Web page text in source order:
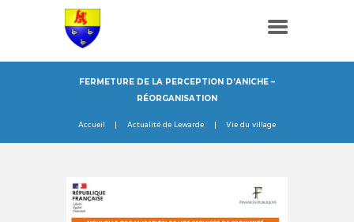
FERMETURE DE LA PERCEPTION D’ANICHE –
RÉORGANISATION
Accueil Actualité de Lewarde Vie du village